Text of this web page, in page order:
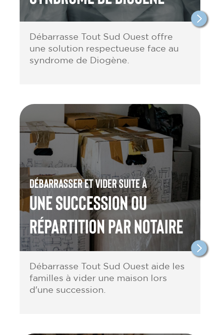
Débarrasse Tout Sud Ouest offre
une solution respectueuse face au
syndrome de Diogène.
Débarrasser et vider suite à
une Succession ou
répartition par notaire
Débarrasse Tout Sud Ouest aide les
familles à vider une maison lors
d'une succession.